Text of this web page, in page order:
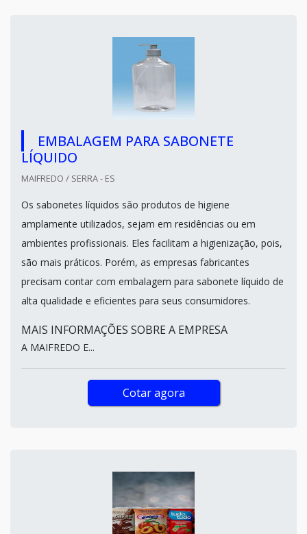
EMBALAGEM PARA SABONETE
LÍQUIDO
MAIFREDO / SERRA - ES
Os sabonetes líquidos são produtos de higiene
amplamente utilizados, sejam em residências ou em
ambientes profissionais. Eles facilitam a higienização, pois,
são mais práticos. Porém, as empresas fabricantes
precisam contar com embalagem para sabonete líquido de
alta qualidade e eficientes para seus consumidores.
MAIS INFORMAÇÕES SOBRE A EMPRESA
A MAIFREDO E...
Cotar agora